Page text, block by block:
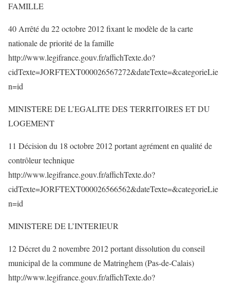
FAMILLE
40 Arrêté du 22 octobre 2012 fixant le modèle de la carte
nationale de priorité de la famille
http://www.legifrance.gouv.fr/affichTexte.do?
cidTexte=JORFTEXT000026567272&dateTexte=&categorieLie
n=id
MINISTERE DE L’EGALITE DES TERRITOIRES ET DU
LOGEMENT
11 Décision du 18 octobre 2012 portant agrément en qualité de
contrôleur technique
http://www.legifrance.gouv.fr/affichTexte.do?
cidTexte=JORFTEXT000026566562&dateTexte=&categorieLie
n=id
MINISTERE DE L’INTERIEUR
12 Décret du 2 novembre 2012 portant dissolution du conseil
municipal de la commune de Matringhem (Pas-de-Calais)
http://www.legifrance.gouv.fr/affichTexte.do?